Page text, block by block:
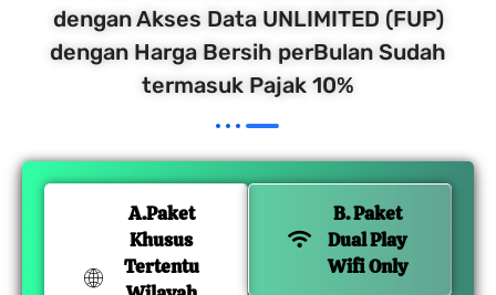
dengan Akses Data UNLIMITED (FUP)
dengan Harga Bersih perBulan Sudah
termasuk Pajak 10%
A.Paket
Khusus
Tertentu
B. Paket
Dual Play
Wifi Only